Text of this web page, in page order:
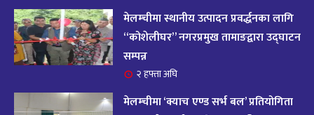
१४ आज २०८२ साल भदौ १६ गते सोमबारको राशिफल
११ महिना अघि
१५
आजको राशिफल : २०८२ भदौ १२ गते बिहीवार, २८
अगस्ट २०२५
११ महिना अघि
मेलम्चीमा स्थानीय उत्पादन प्रवर्द्धनका लागि
“कोशेलीघर” नगरप्रमुख तामाङद्वारा उद्घाटन
सम्पन्न
२ हफ्ता अघि
मेलम्चीमा ‘क्याच एण्ड सर्भ बल’ प्रतियोगिता